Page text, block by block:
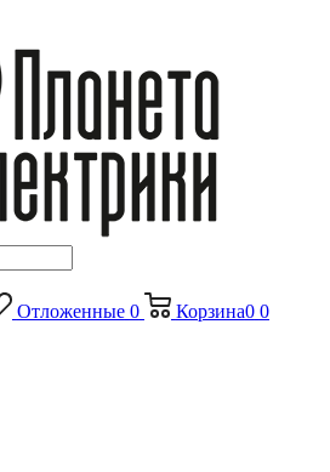
Отложенные 0 Корзина0 0